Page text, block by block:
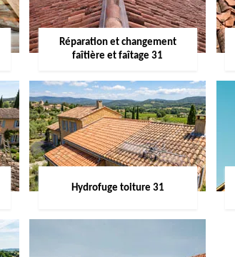
Réparation et changement
faîtière et faîtage 31
Hydrofuge toiture 31